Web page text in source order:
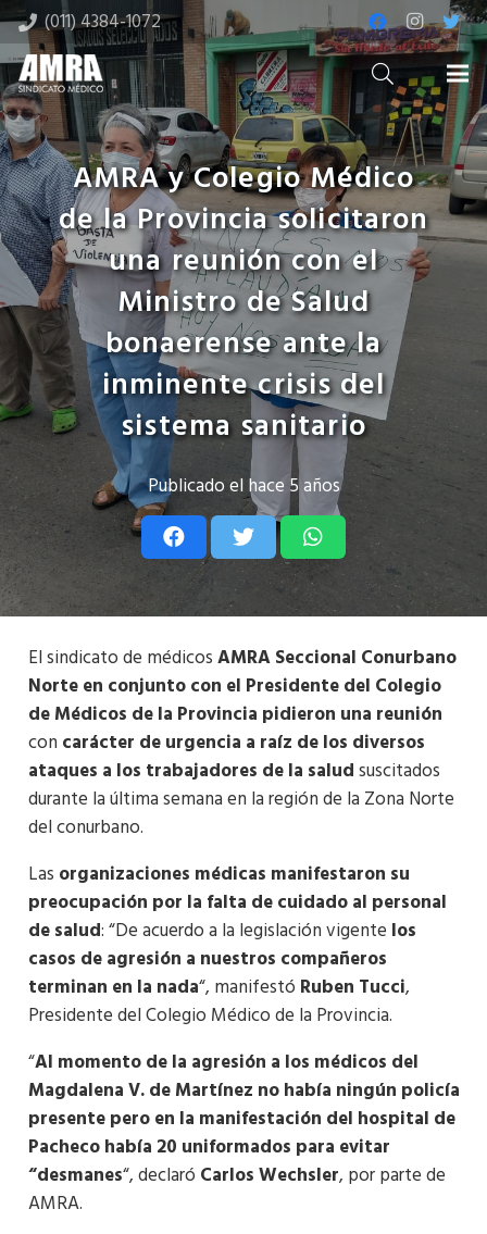
(011) 4384-1072
AMRA y Colegio Médico
de la Provincia solicitaron
una reunión con el
Ministro de Salud
bonaerense ante la
inminente crisis del
sistema sanitario
Publicado elhace 5 años
El sindicato de médicosAMRA Seccional Conurbano
Norte en conjunto con el Presidente del Colegio
de Médicos de la Provincia pidieron una reunión
con carácter de urgencia a raíz de los diversos
ataques a los trabajadores de la saludsuscitados
durante la última semana en la región de la Zona Norte
del conurbano.
Las organizaciones médicas manifestaron su
preocupación por la falta de cuidado al personal
de salud: “De acuerdo a la legislación vigente los
casos de agresión a nuestros compañeros
terminan en la nada“, manifestó Ruben Tucci,
Presidente del Colegio Médico de la Provincia.
“Al momento de la agresión a los médicos del
Magdalena V. de Martínez no había ningún policía
presente pero en la manifestación del hospital de
Pacheco había 20 uniformados para evitar
“desmanes“, declaró Carlos Wechsler, por parte de
AMRA.